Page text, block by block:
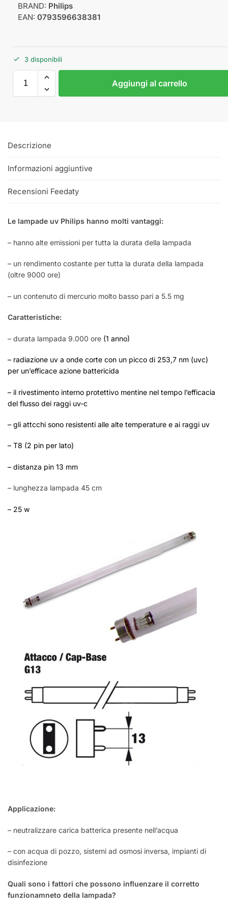
BRAND: Philips
EAN: 0793596638381
3 disponibili
Aggiungi al carrello
Descrizione
Informazioni aggiuntive
Recensioni Feedaty
Le lampade uv Philips hanno molti vantaggi:
– hanno alte emissioni per tutta la durata della lampada
– un rendimento costante per tutta la durata della lampada
(oltre 9000 ore)
– un contenuto di mercurio molto basso pari a 5.5 mg
Caratteristiche:
– durata lampada 9.000 ore (1 anno)
– radiazione uv a onde corte con un picco di 253,7 nm (uvc)
per un’efficace azione battericida
– il rivestimento interno protettivo mentine nel tempo l’efficacia
del flusso dei raggi uv-c
– gli attcchi sono resistenti alle alte temperature e ai raggi uv
– T8 (2 pin per lato)
– distanza pin 13 mm
– lunghezza lampada 45 cm
– 25 w
Applicazione:
– neutralizzare carica batterica presente nell’acqua
– con acqua di pozzo, sistemi ad osmosi inversa, impianti di
disinfezione
Quali sono i fattori che possono influenzare il corretto
funzionamneto della lampada?